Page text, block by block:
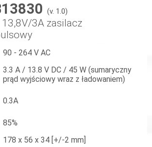
(v. 1.0)
13,8V/3A zasilacz
90 - 264 V AC
3.3 A / 13.8 V DC / 45 W (sumaryczny
prąd wyjściowy wraz z ładowaniem)
0.3A
85%
178 x 56 x 34 [+/-2 mm]